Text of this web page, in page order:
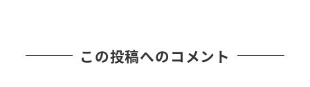
この投稿へのコメント